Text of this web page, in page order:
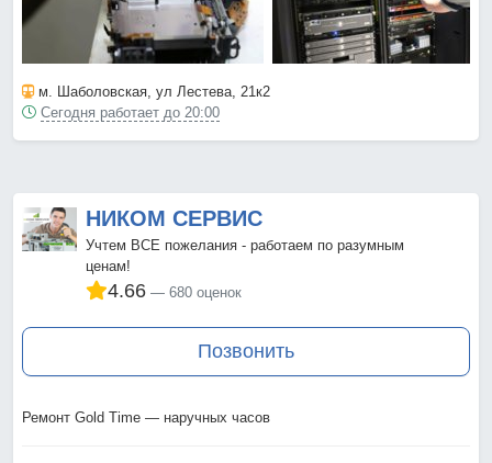
м. Шаболовская, ул Лестева, 21к2
Сегодня работает до 20:00
НИКОМ СЕРВИС
Учтем ВСЕ пожелания - работаем по разумным
ценам!
4.66 680 оценок
Позвонить
Ремонт Gold Time — наручных часов